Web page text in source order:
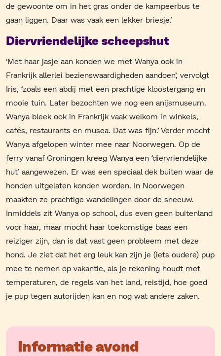
de gewoonte om in het gras onder de kampeerbus te
gaan liggen. Daar was vaak een lekker briesje.’
Diervriendelijke scheepshut
‘Met haar jasje aan konden we met Wanya ook in
Frankrijk allerlei bezienswaardigheden aandoen’, vervolgt
Iris, ‘zoals een abdij met een prachtige kloostergang en
mooie tuin. Later bezochten we nog een anijsmuseum.
Wanya bleek ook in Frankrijk vaak welkom in winkels,
cafés, restaurants en musea. Dat was fijn.’ Verder mocht
Wanya afgelopen winter mee naar Noorwegen. Op de
ferry vanaf Groningen kreeg Wanya een ‘diervriendelijke
hut’ aangewezen. Er was een speciaal dek buiten waar de
honden uitgelaten konden worden. In Noorwegen
maakten ze prachtige wandelingen door de sneeuw.
Inmiddels zit Wanya op school, dus even geen buitenland
voor haar, maar mocht haar toekomstige baas een
reiziger zijn, dan is dat vast geen probleem met deze
hond. Je ziet dat het erg leuk kan zijn je (iets oudere) pup
mee te nemen op vakantie, als je rekening houdt met
temperaturen, de regels van het land, reistijd, hoe goed
je pup tegen autorijden kan en nog wat andere zaken.
Informatie avond